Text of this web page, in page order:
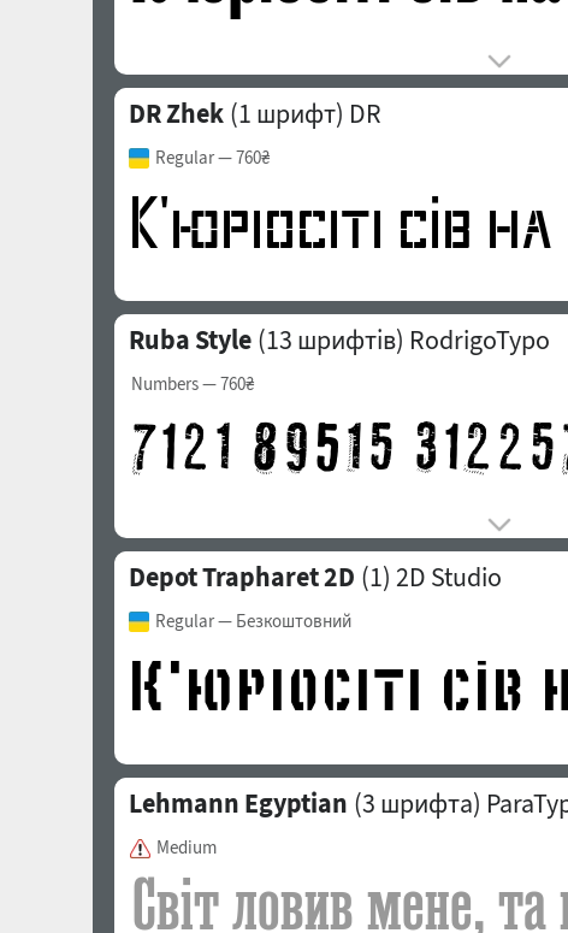
DR Zhek (1 шрифт) DR
Regular— 760₴
Ruba Style (13 шрифтів) RodrigoTypo
Numbers— 760₴
Depot Trapharet 2D (1) 2D Studio
Regular— Безкоштовний
Lehmann Egyptian (3 шрифта)
Medium